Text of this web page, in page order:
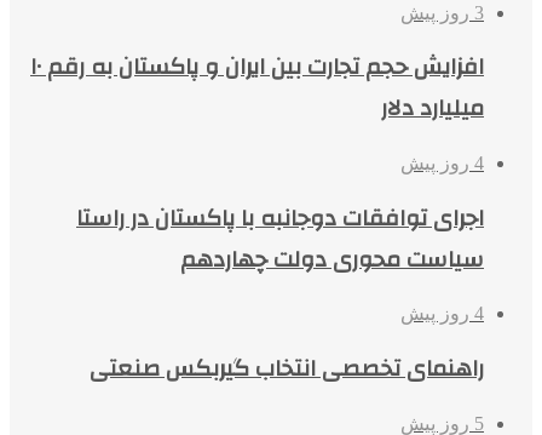
3 روز پیش
افزایش حجم تجارت بین ایران و پاکستان به رقم ۱۰
میلیارد دلار
4 روز پیش
اجرای توافقات دوجانبه با پاکستان در راستا
سیاست محوری دولت چهاردهم
4 روز پیش
راهنمای تخصصی انتخاب گیربکس صنعتی
5 روز پیش